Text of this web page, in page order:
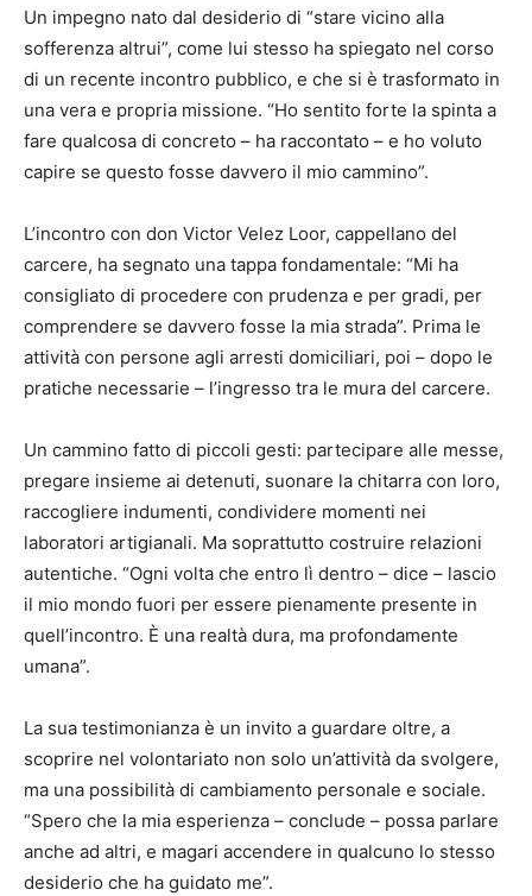
Un impegno nato dal desiderio di “stare vicino alla
sofferenza altrui”, come lui stesso ha spiegato nel corso
di un recente incontro pubblico, e che si è trasformato in
una vera e propria missione. “Ho sentito forte la spinta a
fare qualcosa di concreto – ha raccontato – e ho voluto
capire se questo fosse davvero il mio cammino”.
L’incontro con don Victor Velez Loor, cappellano del
carcere, ha segnato una tappa fondamentale: “Mi ha
consigliato di procedere con prudenza e per gradi, per
comprendere se davvero fosse la mia strada”. Prima le
attività con persone agli arresti domiciliari, poi – dopo le
pratiche necessarie – l’ingresso tra le mura del carcere.
Un cammino fatto di piccoli gesti: partecipare alle messe,
pregare insieme ai detenuti, suonare la chitarra con loro,
raccogliere indumenti, condividere momenti nei
laboratori artigianali. Ma soprattutto costruire relazioni
autentiche. “Ogni volta che entro lì dentro – dice – lascio
il mio mondo fuori per essere pienamente presente in
quell’incontro. È una realtà dura, ma profondamente
umana”.
La sua testimonianza è un invito a guardare oltre, a
scoprire nel volontariato non solo un’attività da svolgere,
ma una possibilità di cambiamento personale e sociale.
“Spero che la mia esperienza – conclude – possa parlare
anche ad altri, e magari accendere in qualcuno lo stesso
desiderio che ha guidato me”.